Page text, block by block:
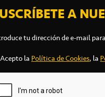
A
tu dirección de e-mail
Acepto la Política de Cookies, la